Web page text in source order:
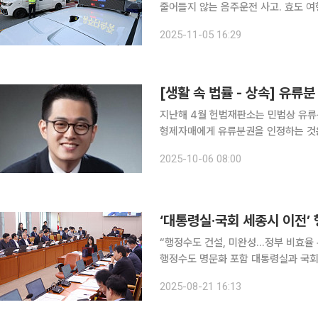
줄어들지 않는 음주운전 사고. 효도
는 2일 밤 10시께 서울 종로구 동대문
2025-11-05 16:29
[생활 속 법률 - 상속] 유류
지난해 4월 헌법재판소는 민법상 유
형제자매에게 유류분권을 인정하는
2025-10-06 08:00
‘대통령실·국회 세종시 이전
“행정수도 건설, 미완성…정부 비효율
행정수도 명문화 포함 대통령실과 국회, 서울에 남아있는 중앙행정기관 등을 세종특별자치시로 이
국정운영 5개년 계획에도 행정수도
2025-08-21 16:13